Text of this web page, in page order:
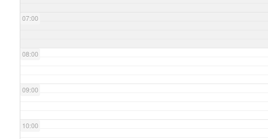
07:00
08:00
09:00
10:00